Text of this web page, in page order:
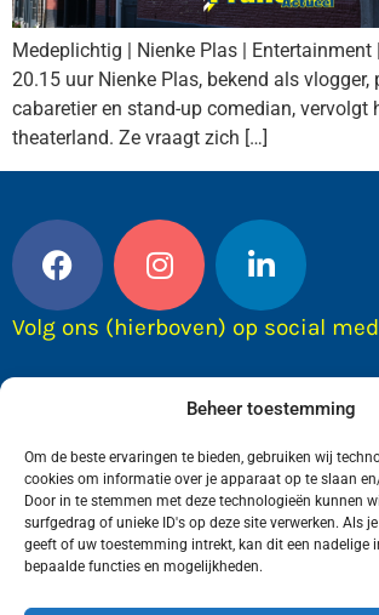
Beheer toestemming
Om de beste ervaringen te bieden, gebruiken wij
cookies om informatie over je apparaat op te slaan
Door in te stemmen met deze technologieën kunnen
surfgedrag of unieke ID's op deze site verwerken. Als
geeft of uw toestemming intrekt, kan dit een nadelige
bepaalde functies en mogelijkheden.
Medeplichtig | Nienke Plas | Entertainment
20.15 uur Nienke Plas, bekend als vlogger,
cabaretier en stand-up comedian, vervolgt
theaterland. Ze vraagt zich […]
Volg ons (hierboven) op social
Wij van FranekerActueel.nl
in de Gemeente Waadhoeke. Met